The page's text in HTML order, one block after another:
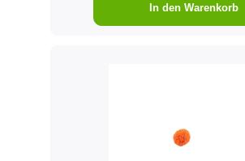
In den Warenkorb